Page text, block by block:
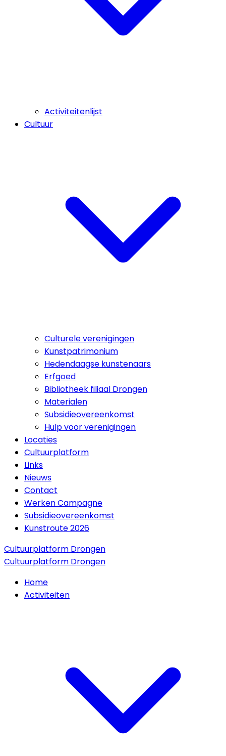
Activiteitenlijst
Cultuur
Culturele verenigingen
Kunstpatrimonium
Hedendaagse kunstenaars
Erfgoed
Bibliotheek filiaal Drongen
Materialen
Subsidieovereenkomst
Hulp voor verenigingen
Locaties
Cultuurplatform
Links
Nieuws
Contact
Werken Campagne
Subsidieovereenkomst
Kunstroute 2026
Cultuurplatform Drongen
Cultuurplatform Drongen
Home
Activiteiten